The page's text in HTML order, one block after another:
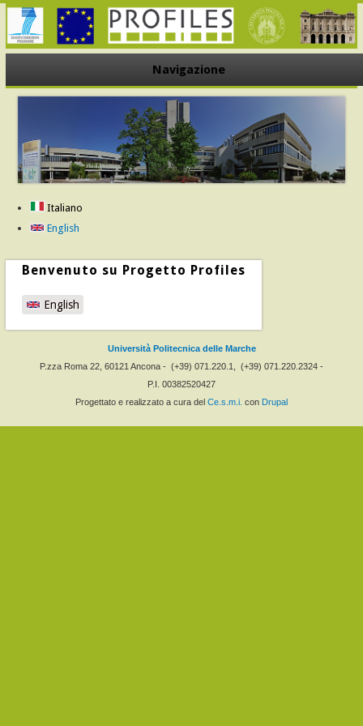
Navigazione
Italiano
English
Benvenuto su Progetto Profiles
English
Università Politecnica delle Marche
P.zza Roma 22, 60121 Ancona - (+39) 071.220.1,
(+39) 071.220.2324 -
P.I. 00382520427
Progettato e realizzato a cura del Ce.s.m.i. con Drupal